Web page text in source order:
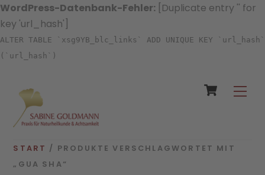
WordPress-Datenbank-Fehler: [Duplicate entry '' for
key 'url_hash']
ALTER TABLE `xsg9YB_blc_links` ADD UNIQUE KEY `url_hash`
(`url_hash`)
content
Cart
START / PRODUKTE VERSCHLAGWORTET MIT
„GUA SHA“